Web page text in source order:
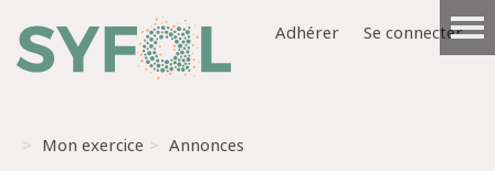
Adhérer Se connecter
Mon exercice Annonces